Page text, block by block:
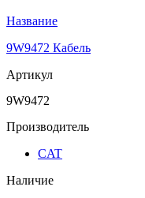
Название
9W9472 Кабель
Артикул
9W9472
Производитель
CAT
Наличие